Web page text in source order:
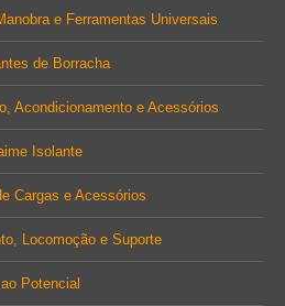
e Ferramentas Universais
de Borracha
Acondicionamento e Acessórios
Isolante
Cargas e Acessórios
Locomoção e Suporte
Potencial